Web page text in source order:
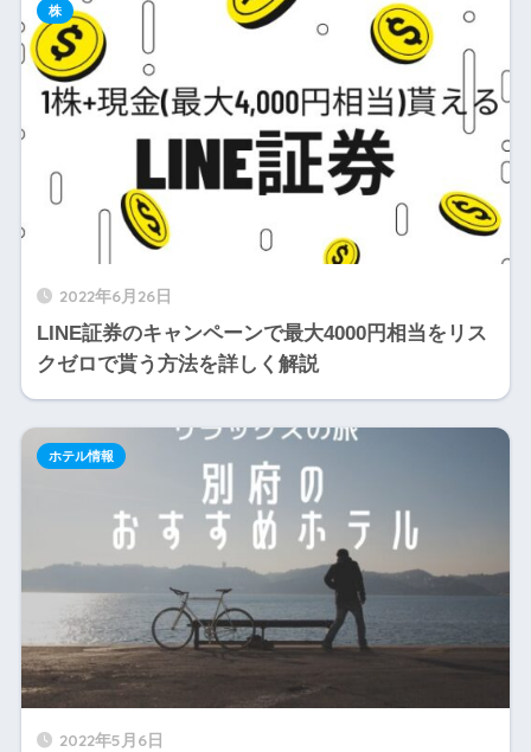
2022年6月26日
LINE証券のキャンペーンで最大4000円相当をリス
クゼロで貰う方法を詳しく解説
株
2022年5月6日
ホテル情報